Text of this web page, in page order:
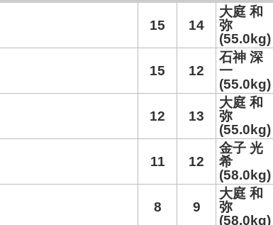
15 14
大庭 和
弥
(55.0kg)
15 12
石神 深
一
(55.0kg)
12 13
大庭 和
弥
(55.0kg)
11 12
金子 光
希
(58.0kg)
8 9
大庭 和
弥
(58.0kg)